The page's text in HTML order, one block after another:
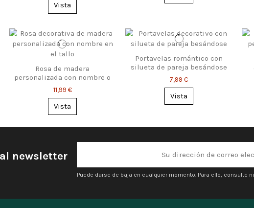
Vista
Rosa de madera
personalizada con nombre o
palabra – regalo eterno
11,99 €
Vista
Portavelas romántico con
silueta de pareja besándose
7,99 €
Vista
newsletter
Puede darse de baja en cualquier momento. Para ello, consulte